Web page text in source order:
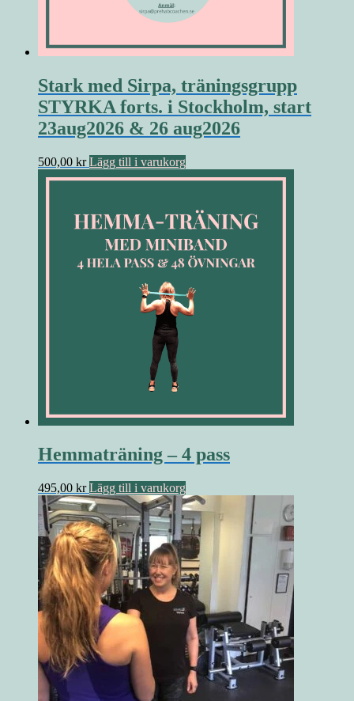
Stark med Sirpa, träningsgrupp
STYRKA forts. i Stockholm, start
23aug2026 & 26 aug2026
500,00 kr Lägg till i varukorg
Hemmaträning – 4 pass
495,00 kr Lägg till i varukorg